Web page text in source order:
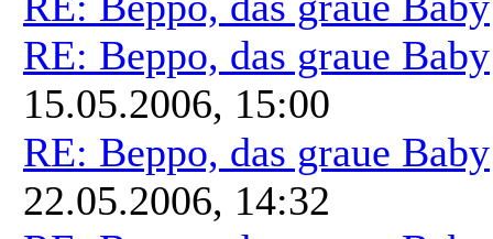
RE: Beppo, das graue Baby
15.05.2006, 15:00
RE: Beppo, das graue Baby
22.05.2006, 14:32